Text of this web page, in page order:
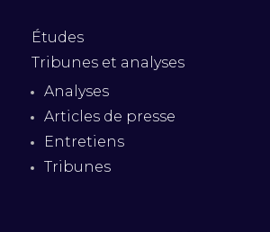
Études
Tribunes et analyses
Analyses
Articles de presse
Entretiens
Tribunes